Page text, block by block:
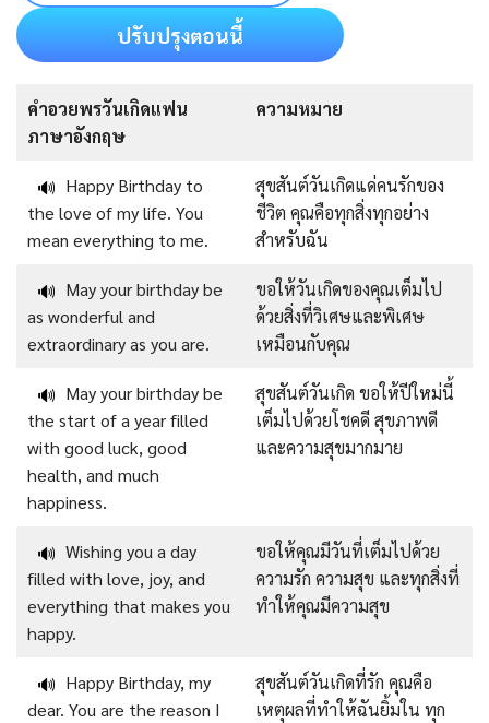
ปรับปรุงตอนนี้
คําอวยพรวันเกิดแฟน
ภาษาอังกฤษ
ความหมาย
🔊 Happy Birthday to
the love of my life. You
mean everything to me.
สุขสันต์วันเกิดแด่คนรักของ
ชีวิต คุณคือทุกสิ่งทุกอย่าง
สำหรับฉัน
🔊 May your birthday be
as wonderful and
extraordinary as you are.
ขอให้วันเกิดของคุณเต็มไป
ด้วยสิ่งที่วิเศษและพิเศษ
เหมือนกับคุณ
🔊 May your birthday be
the start of a year filled
with good luck, good
health, and much
happiness.
สุขสันต์วันเกิด ขอให้ปีใหม่นี้
เต็มไปด้วยโชคดี สุขภาพดี
และความสุขมากมาย
🔊 Wishing you a day
filled with love, joy, and
everything that makes you
happy.
ขอให้คุณมีวันที่เต็มไปด้วย
ความรัก ความสุข และทุกสิ่งที่
ทำให้คุณมีความสุข
🔊 Happy Birthday, my
dear. You are the reason I
สุขสันต์วันเกิดที่รัก คุณคือ
เหตุผลที่ทำให้ฉันยิ้มใน ทุก